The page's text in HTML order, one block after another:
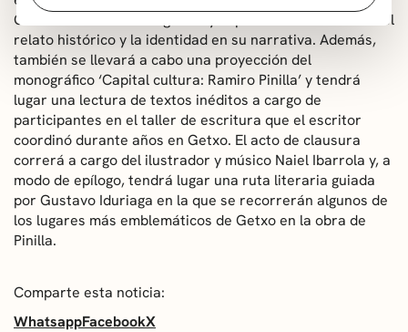
Civil en la novela ‘La higuera’ y la presencia constante del
relato histórico y la identidad en su narrativa. Además,
también se llevará a cabo una proyección del
monográfico ‘Capital cultura: Ramiro Pinilla’ y tendrá
lugar una lectura de textos inéditos a cargo de
participantes en el taller de escritura que el escritor
coordinó durante años en Getxo. El acto de clausura
correrá a cargo del ilustrador y músico Naiel Ibarrola y, a
modo de epílogo, tendrá lugar una ruta literaria guiada
por Gustavo Iduriaga en la que se recorrerán algunos de
los lugares más emblemáticos de Getxo en la obra de
Pinilla.
Comparte esta noticia:
WhatsappFacebookX